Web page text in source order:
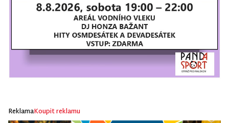
ReklamaKoupit reklamu